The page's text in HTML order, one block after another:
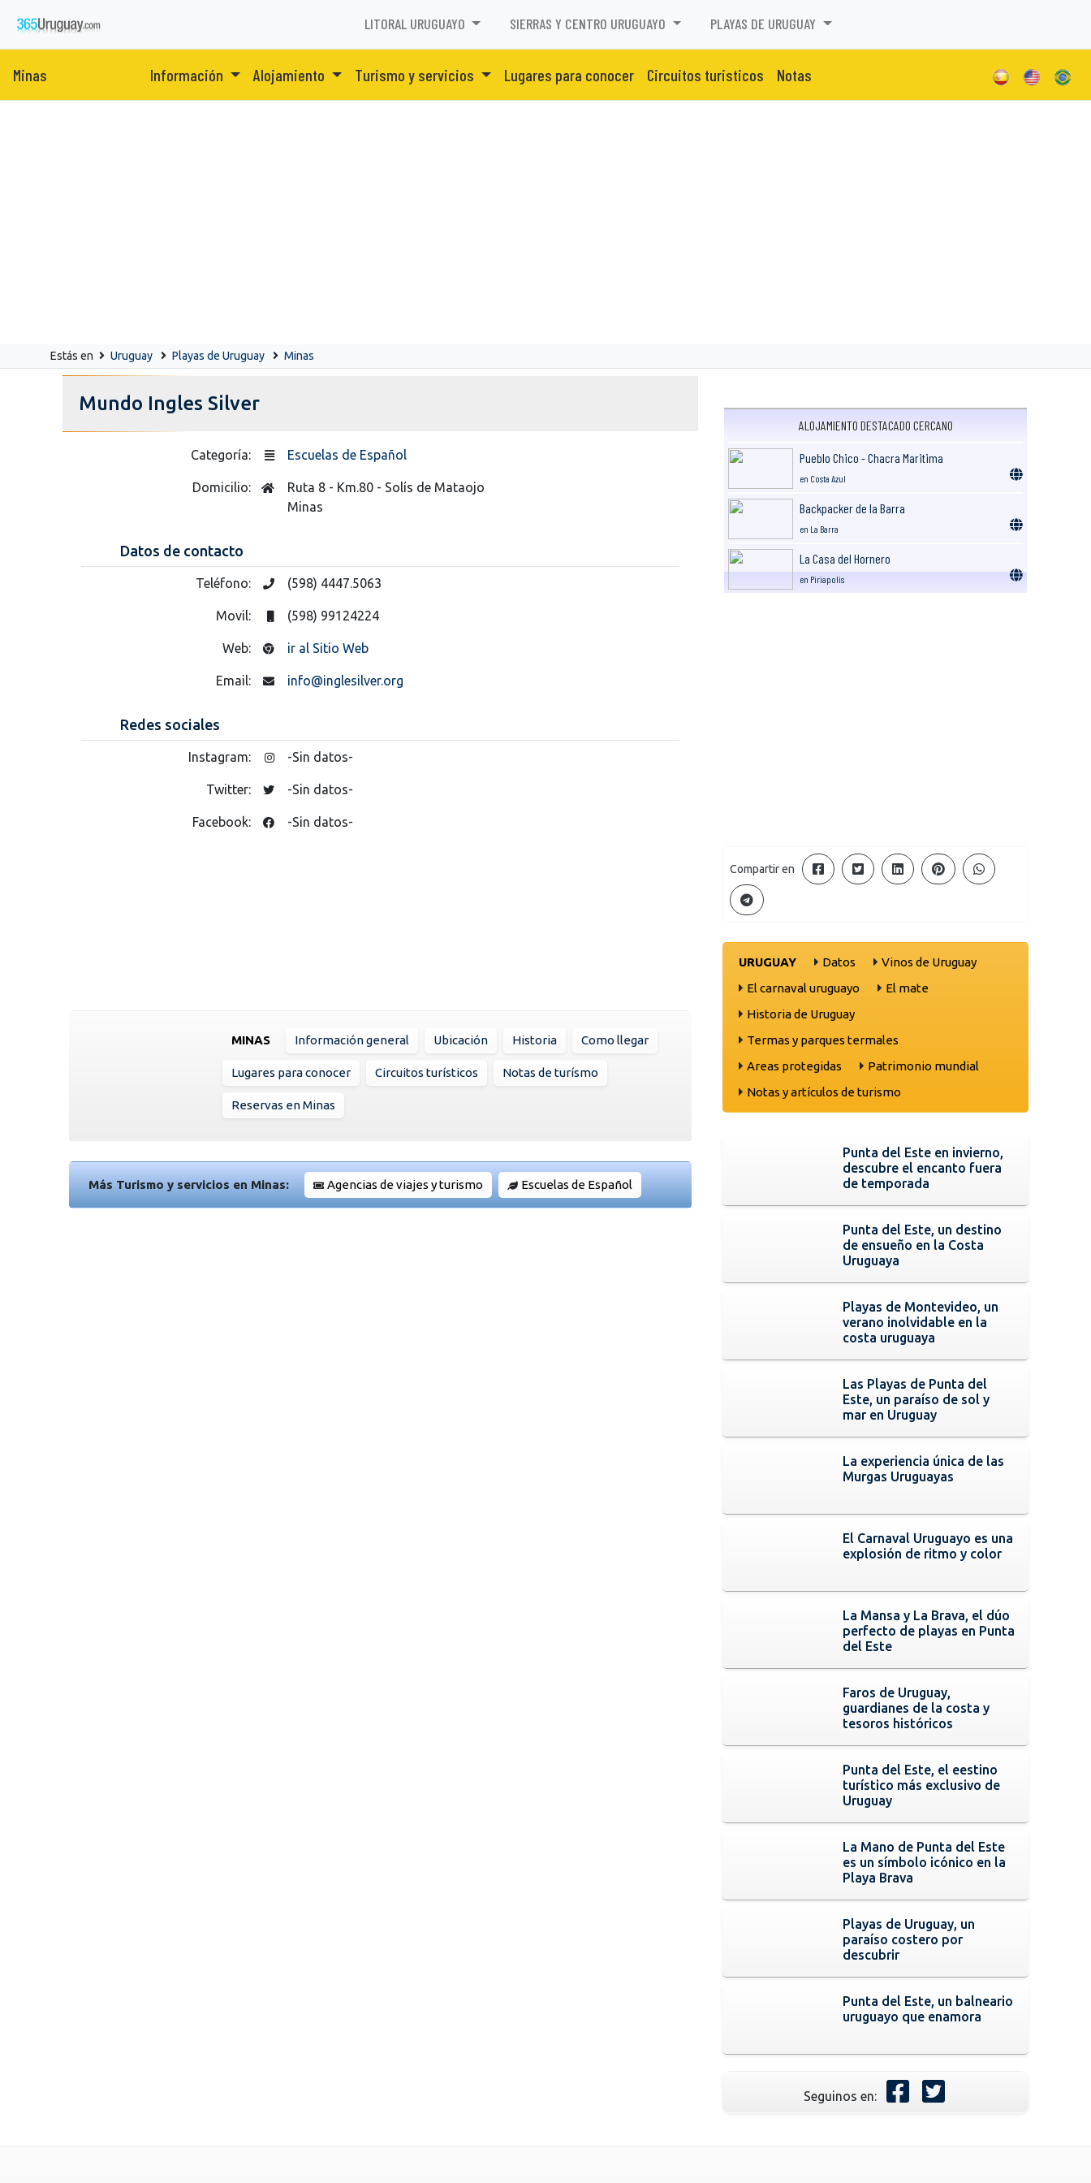
LITORAL URUGUAYO SIERRAS Y CENTRO URUGUAYO PLAYAS DE URUGUAY
Minas Información Alojamiento Turismo y servicios Lugares para conocer Circuitos turisticos Notas
Estás en Uruguay Playas de Uruguay Minas
Mundo Ingles Silver
Categoría: Escuelas de Español
Domicilio:
Ruta 8 - Km.80 - Solís de Mataojo
Minas
Datos de contacto
Teléfono: (598) 4447.5063
Movil: (598) 99124224
Web: ir al Sitio Web
Email: info@inglesilver.org
Redes sociales
Instagram: -Sin datos-
Twitter: -Sin datos-
Facebook: -Sin datos-
MINAS Información general Ubicación Historia Como llegar
Lugares para conocer Circuitos turísticos Notas de turísmo
Reservas en Minas
Más Turismo y servicios en Minas: Agencias de viajes y turismo Escuelas de Español
ALOJAMIENTO DESTACADO CERCANO
Pueblo Chico - Chacra Maritima
en Costa Azul
Backpacker de la Barra
en La Barra
La Casa del Hornero
en Piriapolis
Compartir en
URUGUAY Datos
Vinos de Uruguay
El carnaval uruguayo
El mate
Historia de Uruguay
Termas y parques termales
Areas protegidas
Patrimonio mundial
Notas y artículos de turismo
Punta del Este en invierno,
descubre el encanto fuera
de temporada
Punta del Este, un destino
de ensueño en la Costa
Uruguaya
Playas de Montevideo, un
verano inolvidable en la
costa uruguaya
Las Playas de Punta del
Este, un paraíso de sol y
mar en Uruguay
La experiencia única de las
Murgas Uruguayas
El Carnaval Uruguayo es una
explosión de ritmo y color
La Mansa y La Brava, el dúo
perfecto de playas en Punta
del Este
Faros de Uruguay,
guardianes de la costa y
tesoros históricos
Punta del Este, el eestino
turístico más exclusivo de
Uruguay
La Mano de Punta del Este
es un símbolo icónico en la
Playa Brava
Playas de Uruguay, un
paraíso costero por
descubrir
Punta del Este, un balneario
uruguayo que enamora
Seguinos en: